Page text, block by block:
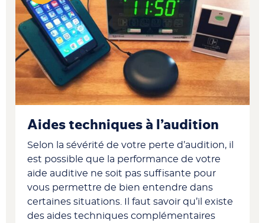
Aides techniques à l’audition
Selon la sévérité de votre perte d’audition, il
est possible que la performance de votre
aide auditive ne soit pas suffisante pour
vous permettre de bien entendre dans
certaines situations. Il faut savoir qu’il existe
des aides techniques complémentaires